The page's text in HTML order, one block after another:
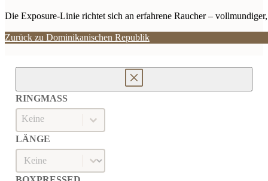
Die Exposure-Linie richtet sich an erfahrene Raucher –
Zurück zu Dominikanischen Republik
RINGMASS
RINGMASS
Ringmaß
LÄNGE
LÄNGE
Länge